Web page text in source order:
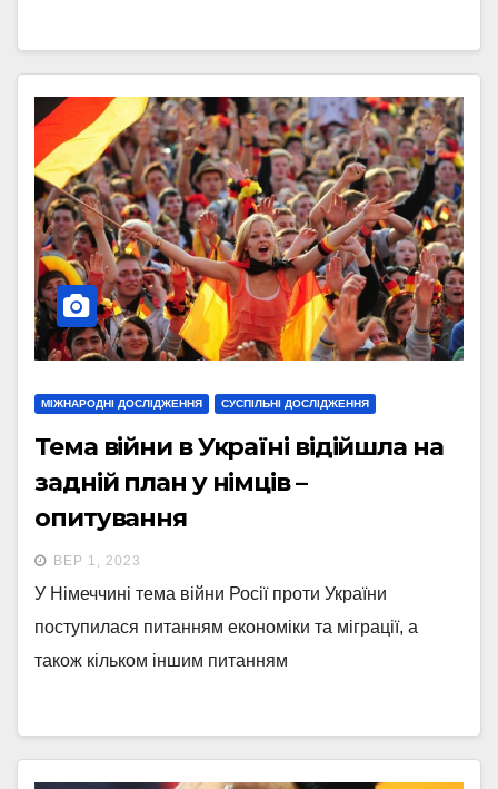
МІЖНАРОДНІ ДОСЛІДЖЕННЯ СУСПІЛЬНІ ДОСЛІДЖЕННЯ
Тема війни в Україні відійшла на
задній план у німців –
опитування
ВЕР 1, 2023
У Німеччині тема війни Росії проти України
поступилася питанням економіки та міграції, а
також кільком іншим питанням